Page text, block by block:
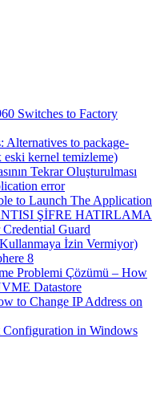
Switches to Factory
to package-
kernel temizleme)
Tekrar Oluşturulması
error
to Launch The Application
ŞİFRE HATIRLAMA
Guard
İzin Vermiyor)
8
Problemi Çözümü – How
Datastore
to Change IP Address on
Configuration in Windows